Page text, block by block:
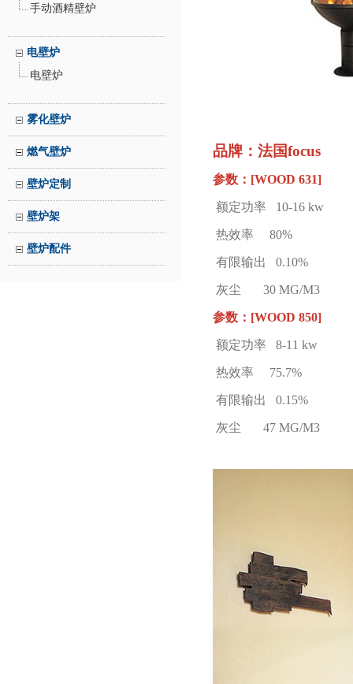
手动酒精壁炉
电壁炉
电壁炉
雾化壁炉
燃气壁炉
壁炉定制
壁炉架
壁炉配件
品牌：法国focus
参数：[WOOD 631]
额定功率 10-16 kw
热效率 80%
有限输出 0.10%
灰尘 30 MG/M3
参数：[WOOD 850]
额定功率 8-11 kw
热效率 75.7%
有限输出 0.15%
灰尘 47 MG/M3